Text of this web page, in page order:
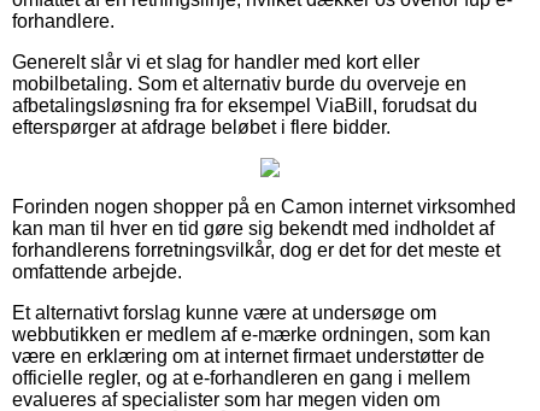
forhandlere.
Generelt slår vi et slag for handler med kort eller
mobilbetaling. Som et alternativ burde du overveje en
afbetalingsløsning fra for eksempel ViaBill, forudsat du
efterspørger at afdrage beløbet i flere bidder.
Forinden nogen shopper på en Camon internet virksomhed
kan man til hver en tid gøre sig bekendt med indholdet af
forhandlerens forretningsvilkår, dog er det for det meste et
omfattende arbejde.
Et alternativt forslag kunne være at undersøge om
webbutikken er medlem af e-mærke ordningen, som kan
være en erklæring om at internet firmaet understøtter de
officielle regler, og at e-forhandleren en gang i mellem
evalueres af specialister som har megen viden om